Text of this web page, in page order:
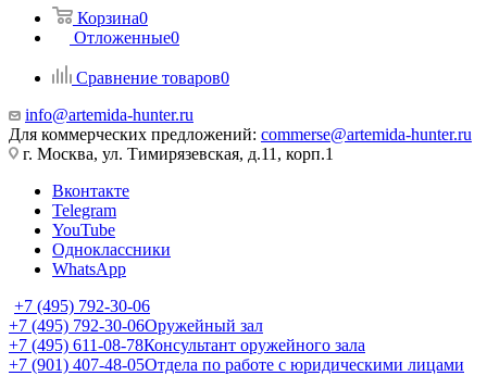
Корзина0
Отложенные0
Сравнение товаров0
info@artemida-hunter.ru
Для коммерческих предложений: commerse@artemida-hunter.ru
г. Москва, ул. Тимирязевская, д.11, корп.1
Вконтакте
Telegram
YouTube
Одноклассники
WhatsApp
+7 (495) 792-30-06
+7 (495) 792-30-06Оружейный зал
+7 (495) 611-08-78Консультант оружейного зала
+7 (901) 407-48-05Отдела по работе с юридическими лицами